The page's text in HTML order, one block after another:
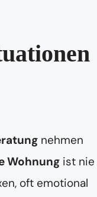
nehmen
Wohnungist nie
oft emotional